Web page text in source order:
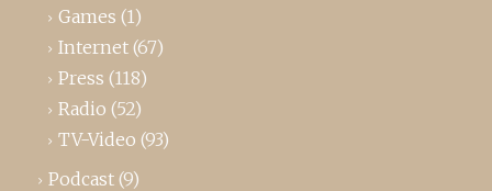
Games (1)
Internet (67)
Press (118)
Radio (52)
TV-Video (93)
Podcast (9)